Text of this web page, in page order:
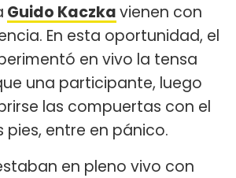
Guido Kaczkavienen con
En esta oportunidad, el
en vivo la tensa
una participante, luego
las compuertas con el
pies, entre en pánico.
en pleno vivo con